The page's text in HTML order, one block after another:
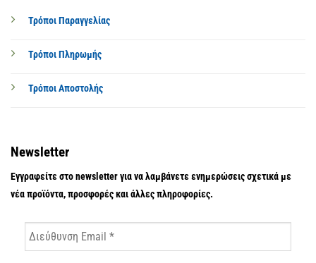
Τρόποι Παραγγελίας
Τρόποι Πληρωμής
Τρόποι Αποστολής
Newsletter
Εγγραφείτε στο newsletter για να λαμβάνετε ενημερώσεις σχετικά με
νέα προϊόντα, προσφορές και άλλες πληροφορίες.